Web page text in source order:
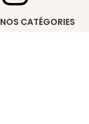
NOS CATÉGORIES